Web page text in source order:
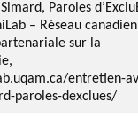
Paroles
– Réseau
sur la
entretien-
paroles-dexclues/